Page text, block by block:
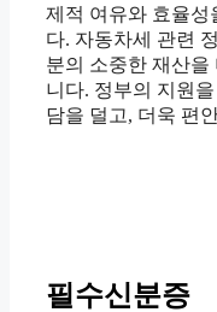
제적 여유와 효율성
다. 자동차세 관련
분의 소중한 재산
니다. 정부의 지원
담을 덜고, 더욱 편
필수신분증